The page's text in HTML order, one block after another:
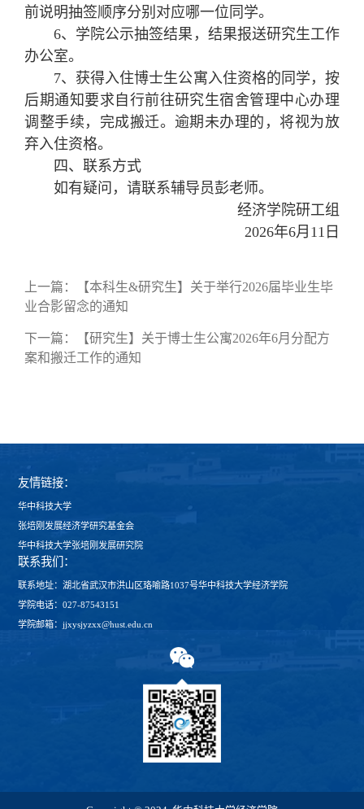
前说明抽签顺序分别对应哪一位同学。
6、学院公示抽签结果，结果报送研究生工作
办公室。
7、获得入住博士生公寓入住资格的同学，按
后期通知要求自行前往研究生宿舍管理中心办理
调整手续，完成搬迁。逾期未办理的，将视为放
弃入住资格。
四、联系方式
如有疑问，请联系辅导员彭老师。
经济学院研工组
2026年6月11日
上一篇：
【本科生&研究生】关于举行2026届毕业生毕
业合影留念的通知
下一篇：
【研究生】关于博士生公寓2026年6月分配方
案和搬迁工作的通知
友情链接：
华中科技大学
张培刚发展经济学研究基金会
华中科技大学张培刚发展研究院
联系我们：
联系地址：湖北省武汉市洪山区珞喻路1037号华中科技大学经济学院
学院电话：027-87543151
学院邮箱：jjxysjyzxx@hust.edu.cn